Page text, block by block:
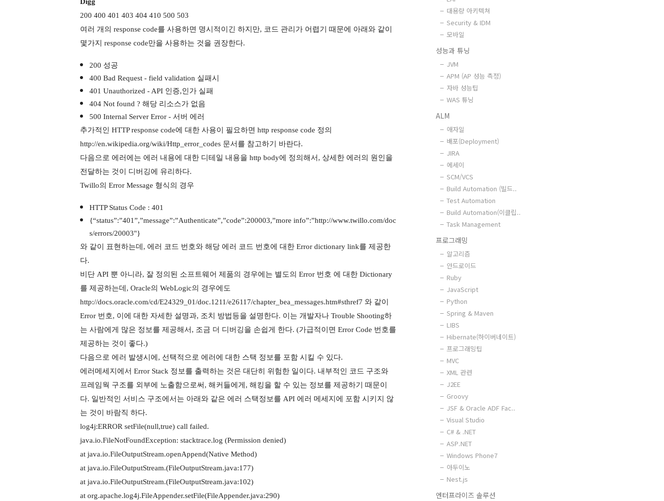
200 400 401 403 404 410 500 503
여러 개의 response code를 사용하면 명시적이긴 하지만, 코드 관리가 어렵기 때문에 아래와 같이
몇가지 response code만을 사용하는 것을 권장한다.
200 성공
400 Bad Request - field validation 실패시
401 Unauthorized - API 인증,인가 실패
404 Not found ? 해당 리소스가 없음
500 Internal Server Error - 서버 에러
추가적인 HTTP response code에 대한 사용이 필요하면 http response code 정의
http://en.wikipedia.org/wiki/Http_error_codes 문서를 참고하기 바란다.
다음으로 에러에는 에러 내용에 대한 디테일 내용을 http body에 정의해서, 상세한 에러의 원인을
전달하는 것이 디버깅에 유리하다.
Twillo의 Error Message 형식의 경우
HTTP Status Code : 401
{“status”:”401”,”message”:”Authenticate”,”code”:200003,”more info”:”http://www.twillo.com/doc
s/errors/20003"}
와 같이 표현하는데, 에러 코드 번호와 해당 에러 코드 번호에 대한 Error dictionary link를 제공한
다.
비단 API 뿐 아니라, 잘 정의된 소프트웨어 제품의 경우에는 별도의 Error 번호 에 대한 Dictionary
를 제공하는데, Oracle의 WebLogic의 경우에도
http://docs.oracle.com/cd/E24329_01/doc.1211/e26117/chapter_bea_messages.htm#sthref7 와 같이
Error 번호, 이에 대한 자세한 설명과, 조치 방법등을 설명한다. 이는 개발자나 Trouble Shooting하
는 사람에게 많은 정보를 제공해서, 조금 더 디버깅을 손쉽게 한다. (가급적이면 Error Code 번호를
제공하는 것이 좋다.)
다음으로 에러 발생시에, 선택적으로 에러에 대한 스택 정보를 포함 시킬 수 있다.
에러메세지에서 Error Stack 정보를 출력하는 것은 대단히 위험한 일이다. 내부적인 코드 구조와
프레임웍 구조를 외부에 노출함으로써, 해커들에게, 해킹을 할 수 있는 정보를 제공하기 때문이
다. 일반적인 서비스 구조에서는 아래와 같은 에러 스택정보를 API 에러 메세지에 포함 시키지 않
는 것이 바람직 하다.
log4j:ERROR setFile(null,true) call failed.
java.io.FileNotFoundException: stacktrace.log (Permission denied)
at java.io.FileOutputStream.openAppend(Native Method)
at java.io.FileOutputStream.(FileOutputStream.java:177)
at java.io.FileOutputStream.(FileOutputStream.java:102)
at org.apache.log4j.FileAppender.setFile(FileAppender.java:290)
대용량 아키텍쳐
Security & IDM
모바일
성능과 튜닝
JVM
APM (AP 성능 측정)
자바 성능팁
WAS 튜닝
ALM
애자일
배포(Deployment)
JIRA
에세이
SCM/VCS
Build Automation (빌드..
Test Automation
Build Automation(이클립..
Task Management
프로그래밍
알고리즘
안드로이드
Ruby
JavaScript
Python
Spring & Maven
LIBS
Hibernate(하이버네이트)
프로그래밍팁
MVC
XML 관련
J2EE
Groovy
JSF & Oracle ADF Fac..
Visual Studio
C# & .NET
ASP.NET
Windows Phone7
아두이노
Nest.js
엔터프라이즈 솔루션